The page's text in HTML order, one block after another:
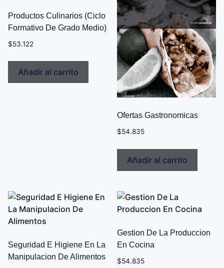
Productos Culinarios (Ciclo
Formativo De Grado Medio)
$53.122
Añadir al carrito
Ofertas Gastronomicas
$54.835
Añadir al carrito
Seguridad E Higiene En La
Manipulacion De Alimentos
Gestion De La Produccion
En Cocina
$54.835